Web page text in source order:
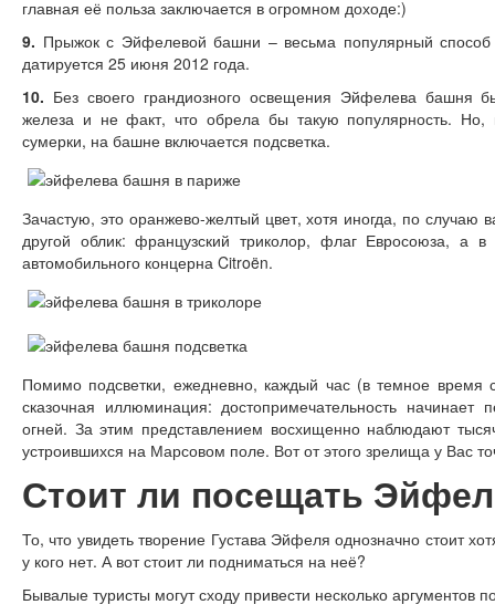
главная её польза заключается в огромном доходе:)
9. Прыжок с Эйфелевой башни – весьма популярный способ
датируется 25 июня 2012 года.
10. Без своего грандиозного освещения Эйфелева башня
железа и не факт, что обрела бы такую популярность.
сумерки, на башне включается подсветка.
Зачастую, это оранжево-желтый цвет, хотя иногда, по
другой облик: французский триколор, флаг Евросоюза, а
автомобильного концерна Citroën.
Помимо подсветки, ежедневно, каждый час (в темное время
сказочная иллюминация: достопримечательность начинает
огней. За этим представлением восхищенно наблюдают
устроившихся на Марсовом поле. Вот от этого зрелища у Вас
Стоит ли посещать
То, что увидеть творение Густава Эйфеля однозначно стоит
у кого нет. А вот стоит ли подниматься на неё?
Бывалые туристы могут сходу привести несколько аргументов